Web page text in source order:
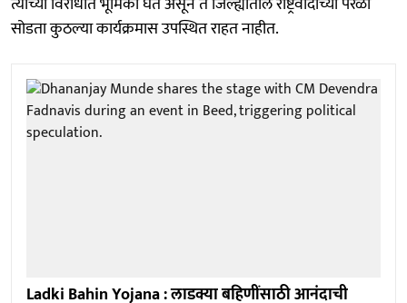
सोडता कुठल्या कार्यक्रमास उपस्थित राहत नाहीत.
Ladki Bahin Yojana : लाडक्या बहि‍णींसाठी आनंदाची